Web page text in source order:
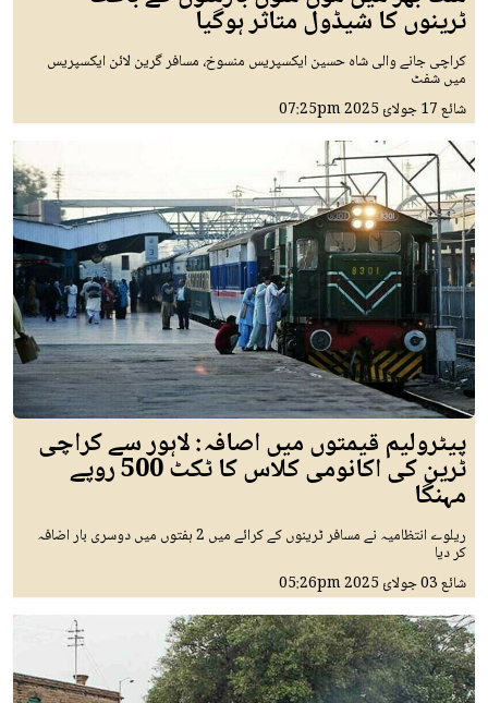
ٹرینوں کا شیڈول متاثر ہوگیا
کراچی جانے والی شاہ حسین ایکسپریس منسوخ، مسافر گرین لائن ایکسپریس
میں شفٹ
شائع17 جولائ 2025 07:25pm
پیٹرولیم قیمتوں میں اصافہ: لاہور سے کراچی
ٹرین کی اکانومی کلاس کا ٹکٹ 500 روپے
مہنگا
ریلوے انتظامیہ نے مسافر ٹرینوں کے کرائے میں 2 ہفتوں میں دوسری بار اضافہ
کر دیا
شائع03 جولائ 2025 05:26pm